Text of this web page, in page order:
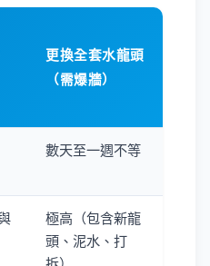
更換全套水龍頭
（需爆牆）
數天至一週不等
極高（包含新龍
頭、泥水、打